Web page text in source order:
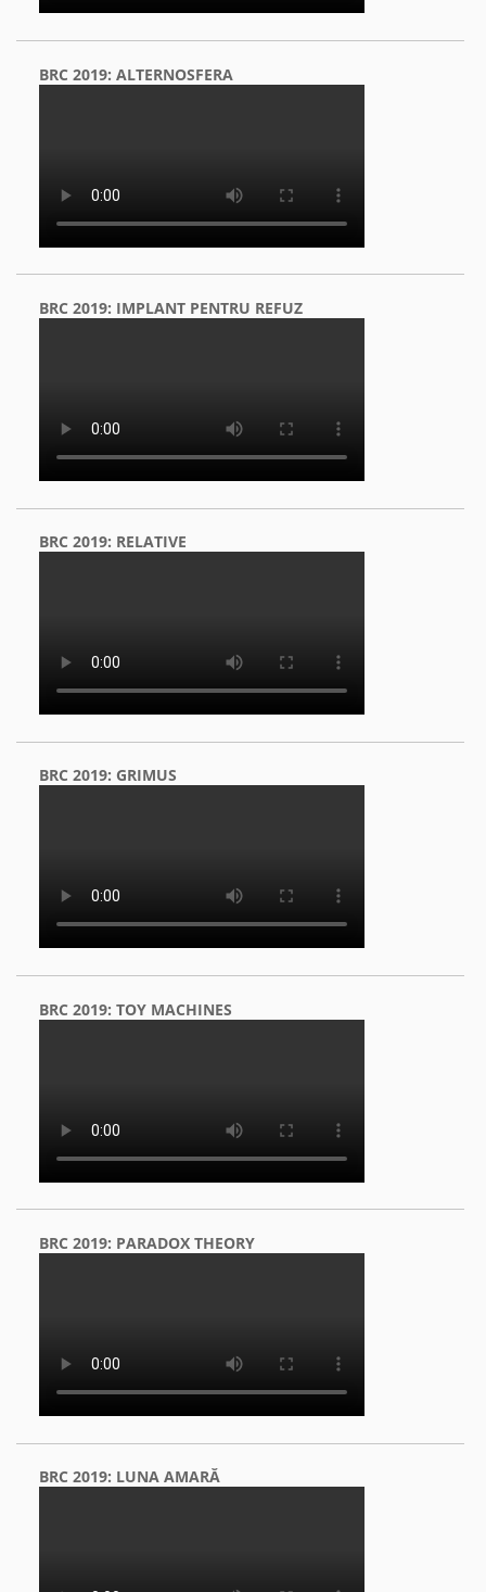
BRC 2019: ALTERNOSFERA
BRC 2019: IMPLANT PENTRU REFUZ
BRC 2019: RELATIVE
BRC 2019: GRIMUS
BRC 2019: TOY MACHINES
BRC 2019: PARADOX THEORY
BRC 2019: LUNA AMARĂ